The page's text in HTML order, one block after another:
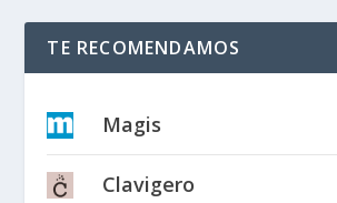
TE RECOMENDAMOS
Magis
Clavigero